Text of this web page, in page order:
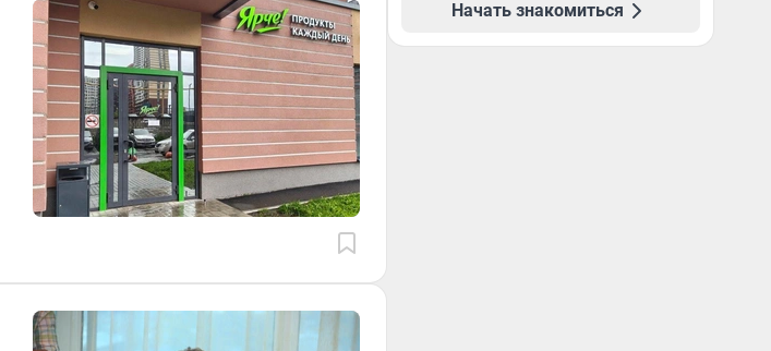
Начать знакомиться